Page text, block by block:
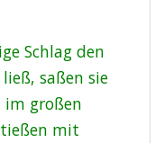
Schlag den
saßen sie
im großen
mit